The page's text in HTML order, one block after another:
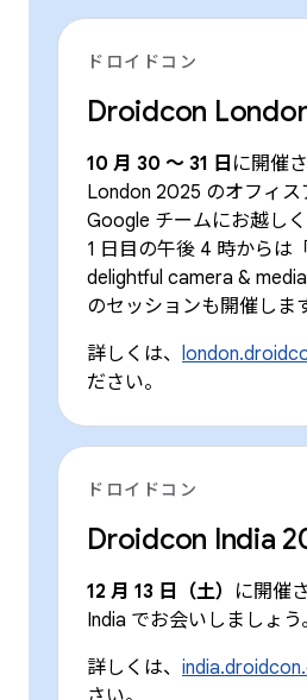
ドロイドコン
Droidcon
10 月 30 ～ 31 日 に開催
London 2025 のオフィス
Google チームにお越しく
1 日目の午後 4 時からは
delightful camera & media
のセッションも開催します
詳しくは、
ださい。
ドロイドコン
Droidcon India
12 月 13 日（土） に開催
India でお会いしましょう。
詳しくは、